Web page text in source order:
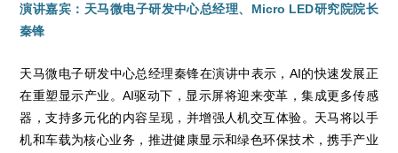
演讲嘉宾：天马微电子研发中心总经理、Micro LED研究院院长
秦锋
天马微电子研发中心总经理秦锋在演讲中表示，AI的快速发展正
在重塑显示产业。AI驱动下，显示屏将迎来变革，集成更多传感
器，支持多元化的内容呈现，并增强人机交互体验。天马将以手
机和车载为核心业务，推进健康显示和绿色环保技术，携手产业